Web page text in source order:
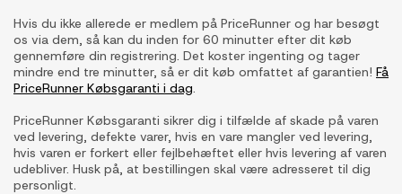
Hvis du ikke allerede er medlem på PriceRunner og har besøgt
os via dem, så kan du inden for 60 minutter efter dit køb
gennemføre din registrering. Det koster ingenting og tager
mindre end tre minutter, så er dit køb omfattet af garantien! Få
PriceRunner Købsgaranti i dag.
PriceRunner Købsgaranti sikrer dig i tilfælde af skade på varen
ved levering, defekte varer, hvis en vare mangler ved levering,
hvis varen er forkert eller fejlbehæftet eller hvis levering af varen
udebliver. Husk på, at bestillingen skal være adresseret til dig
personligt.